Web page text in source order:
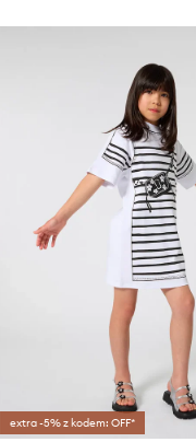
extra -5% z kodem: OFF*